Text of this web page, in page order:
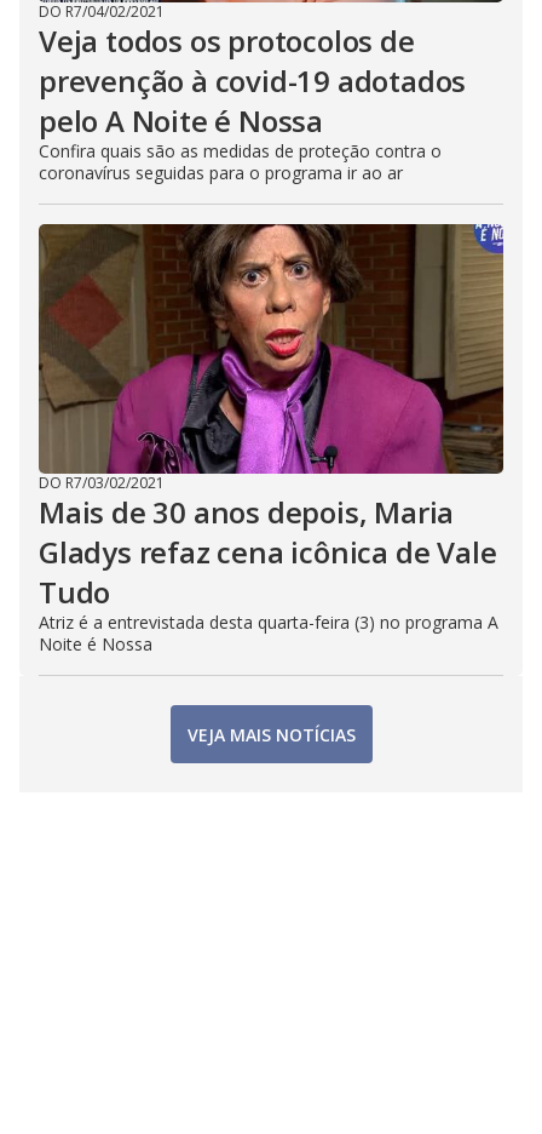
DO R7/04/02/2021
Veja todos os protocolos de
prevenção à covid-19 adotados
pelo A Noite é Nossa
Confira quais são as medidas de proteção contra o
coronavírus seguidas para o programa ir ao ar
DO R7/03/02/2021
Mais de 30 anos depois, Maria
Gladys refaz cena icônica de Vale
Tudo
Atriz é a entrevistada desta quarta-feira (3) no programa A
Noite é Nossa
VEJA MAIS NOTÍCIAS